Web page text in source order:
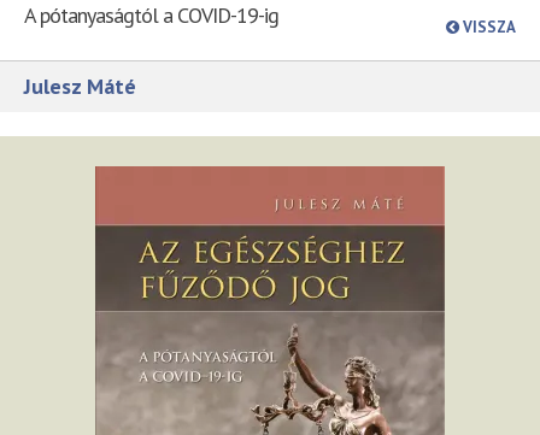
A pótanyaságtól a COVID-19-ig
Julesz Máté
VISSZA
Előkészületben
Hírek